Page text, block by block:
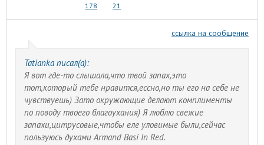
178 21
ссылка на сообщение
Tatianka писал(а):
Я вот где-то слышала,что твой запах,это
тот,который тебе нравится,ессно,но ты его на себе не
чувствуешь) Зато окружающие делают комплименты
по поводу твоего благоухания) Я люблю свежие
запахи,цитрусовые,чтобы еле уловимые были,сейчас
пользуюсь духами Armand Basi In Red.